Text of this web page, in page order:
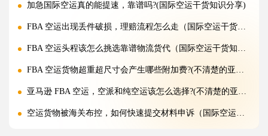
加急国际空运真的能提速，靠谱吗?(国际空运干货知识分享)
FBA 空运出现丢件破损，理赔流程怎么走（国际空运干货知识分享）
FBA 空运头程该怎么挑选靠谱物流货代（国际空运干货知识分享）
FBA 空运货物超重超尺寸会产生哪些附加费?(不清楚的亚马逊卖家看过来)
亚马逊 FBA 空运，空派和纯空运该怎么选择?(不清楚的亚马逊卖家看过来)
空运货物被海关布控，如何快速提交材料申诉（国际空运干货知识分享）